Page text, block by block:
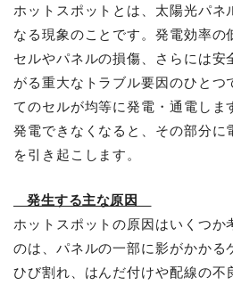
ホットスポットとは、太陽光パネ
なる現象のことです。発電効率の
セルやパネルの損傷、さらには安
がる重大なトラブル要因のひとつ
てのセルが均等に発電・通電しま
発電できなくなると、その部分に
を引き起こします。
発生する主な原因
ホットスポットの原因はいくつか
のは、パネルの一部に影がかかる
ひび割れ、はんだ付けや配線の不